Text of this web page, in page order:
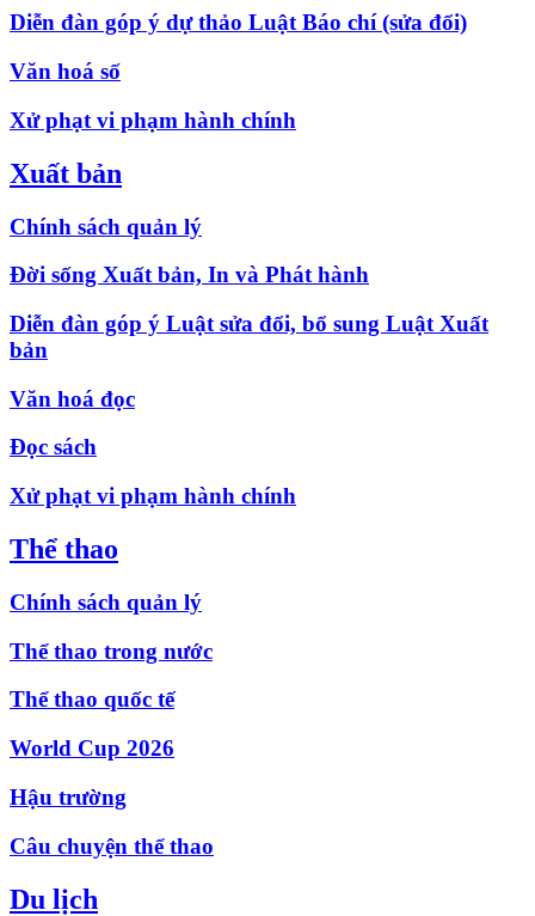
Diễn đàn góp ý dự thảo Luật Báo chí (sửa đổi)
Văn hoá số
Xử phạt vi phạm hành chính
Xuất bản
Chính sách quản lý
Đời sống Xuất bản, In và Phát hành
Diễn đàn góp ý Luật sửa đổi, bổ sung Luật Xuất
bản
Văn hoá đọc
Đọc sách
Xử phạt vi phạm hành chính
Thể thao
Chính sách quản lý
Thể thao trong nước
Thể thao quốc tế
World Cup 2026
Hậu trường
Câu chuyện thể thao
Du lịch